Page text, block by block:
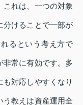
これは、一つの対象
分けることで一部が
るという考え方で
非常に有効です。多
対応しやすくなり
う教えは資産運用全